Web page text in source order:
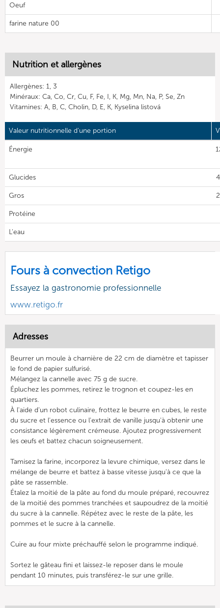
Oeuf
farine nature 00
Nutrition et allergènes
Allergènes: 1, 3
Minéraux: Ca, Co, Cr, Cu, F, Fe, I, K, Mg, Mn, Na, P, Se, Zn
Vitamines: A, B, C, Cholin, D, E, K, Kyselina listová
Valeur nutritionnelle d'une portion
Énergie
Glucides
Gros
Protéine
L'eau
Fours à convection Retigo
Essayez la gastronomie professionnelle
www.retigo.fr
Adresses
Beurrer un moule à charnière de 22 cm de diamètre et tapisser
le fond de papier sulfurisé.
Mélangez la cannelle avec 75 g de sucre.
Épluchez les pommes, retirez le trognon et coupez-les en
quartiers.
À l'aide d'un robot culinaire, frottez le beurre en cubes, le reste
du sucre et l'essence ou l'extrait de vanille jusqu'à obtenir une
consistance légèrement crémeuse. Ajoutez progressivement
les œufs et battez chacun soigneusement.
Tamisez la farine, incorporez la levure chimique, versez dans le
mélange de beurre et battez à basse vitesse jusqu'à ce que la
pâte se rassemble.
Étalez la moitié de la pâte au fond du moule préparé, recouvrez
de la moitié des pommes tranchées et saupoudrez de la moitié
du sucre à la cannelle. Répétez avec le reste de la pâte, les
pommes et le sucre à la cannelle.
Cuire au four mixte préchauffé selon le programme indiqué.
Sortez le gâteau fini et laissez-le reposer dans le moule
pendant 10 minutes, puis transférez-le sur une grille.